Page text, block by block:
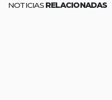
NOTICIAS RELACIONADAS